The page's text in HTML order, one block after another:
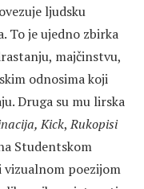
ljudsku
To je ujedno zbirka
majčinstvu,
odnosima koji
Druga su mu lirska
Kick,Rukopisi
Studentskom
vizualnom poezijom